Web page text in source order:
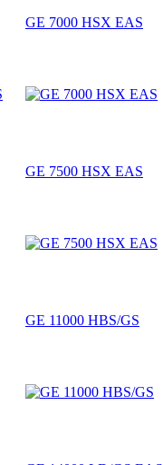
GE 7000 HSX EAS
GE 7500 HSX EAS
GE 11000 HBS/GS